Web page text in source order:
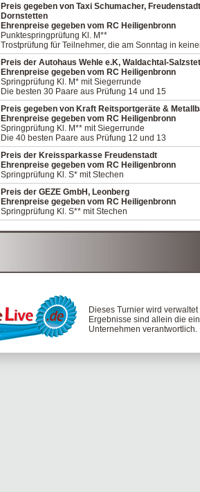
Preis gegeben von Taxi Schumacher,
Dornstetten
Ehrenpreise gegeben vom RC Heiligenbronn
Punktespringprüfung Kl. M**
Trostprüfung für Teilnehmer, die am Sonntag in
Preis der Autohaus Wehle e.K, Waldachtal-
Ehrenpreise gegeben vom RC Heiligenbronn
Springprüfung Kl. M* mit Siegerrunde
Die besten 30 Paare aus Prüfung 14 und 15
Preis gegeben von Kraft Reitsportgeräte &
Ehrenpreise gegeben vom RC Heiligenbronn
Springprüfung Kl. M** mit Siegerrunde
Die 40 besten Paare aus Prüfung 12 und 13
Preis der Kreissparkasse Freudenstadt
Ehrenpreise gegeben vom RC Heiligenbronn
Springprüfung Kl. S* mit Stechen
Preis der GEZE GmbH, Leonberg
Ehrenpreise gegeben vom RC Heiligenbronn
Springprüfung Kl. S** mit Stechen
Dieses Turnier wird
Ergebnisse sind allein die
Unternehmen verantwortlich.